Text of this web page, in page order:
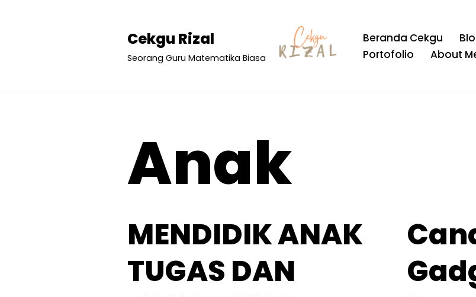
Cekgu Rizal
Seorang Guru Matematika Biasa
Beranda Cekgu
Portofolio
About
Anak
MENDIDIK ANAK
TUGAS DAN